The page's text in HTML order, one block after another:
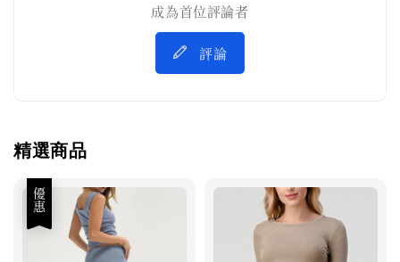
成為首位評論者
評論
精選商品
優惠